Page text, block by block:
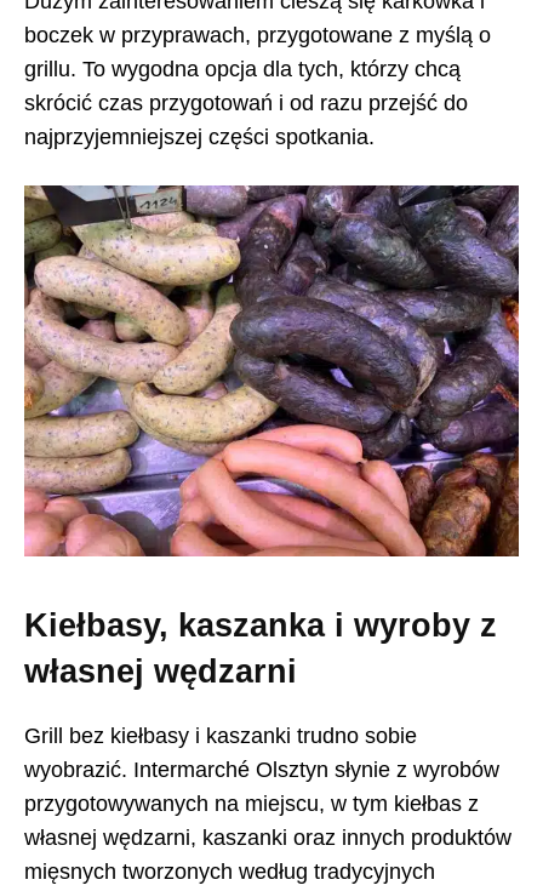
boczek w przyprawach, przygotowane z myślą o
grillu. To wygodna opcja dla tych, którzy chcą
skrócić czas przygotowań i od razu przejść do
najprzyjemniejszej części spotkania.
Kiełbasy, kaszanka i wyroby z
własnej wędzarni
Grill bez kiełbasy i kaszanki trudno sobie
wyobrazić. Intermarché Olsztyn słynie z wyrobów
przygotowywanych na miejscu, w tym kiełbas z
własnej wędzarni, kaszanki oraz innych produktów
mięsnych tworzonych według tradycyjnych